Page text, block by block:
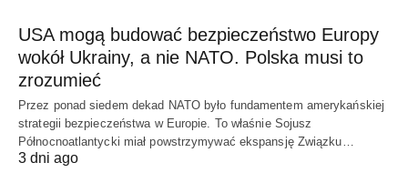
USA mogą budować bezpieczeństwo Europy
wokół Ukrainy, a nie NATO. Polska musi to
zrozumieć
Przez ponad siedem dekad NATO było fundamentem amerykańskiej
strategii bezpieczeństwa w Europie. To właśnie Sojusz
Północnoatlantycki miał powstrzymywać ekspansję Związku…
3 dni ago